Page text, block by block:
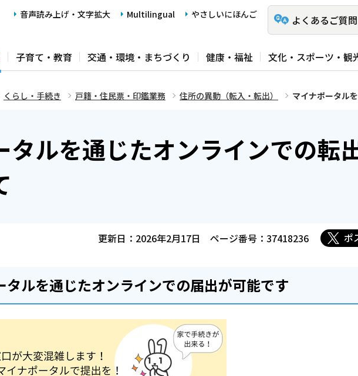
音声読み上げ・文字拡大 Multilingual やさしいにほんご よくあるご質問
子育て・教育 交通・環境・まちづくり 健康・福祉 文化・スポーツ・観
くらし・手続き 戸籍・住民票・印鑑業務 住所の異動（転入・転出） マイナポータル
タルを通じたオンラインでの転
更新日：2026年2月17日 ページ番号：37418236 ポ
タルを通じたオンラインでの届出が可能です